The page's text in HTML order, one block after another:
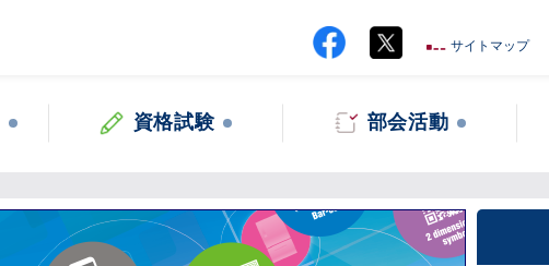
サイトマップ
資格試験 部会活動